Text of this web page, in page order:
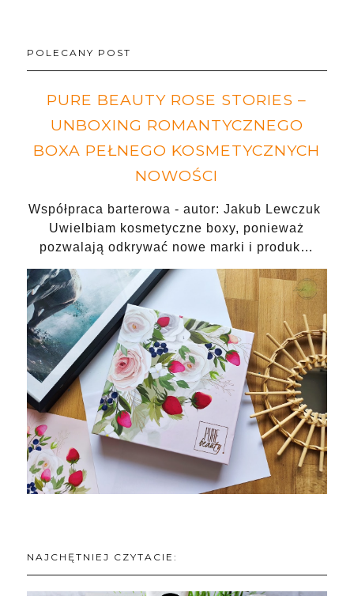
POLECANY POST
PURE BEAUTY ROSE STORIES –
UNBOXING ROMANTYCZNEGO
BOXA PEŁNEGO KOSMETYCZNYCH
NOWOŚCI
Współpraca barterowa - autor: Jakub Lewczuk
Uwielbiam kosmetyczne boxy, ponieważ
pozwalają odkrywać nowe marki i produk…
NAJCHĘTNIEJ CZYTACIE: